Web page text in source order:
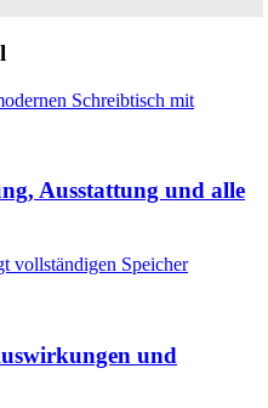
Ausstattung und alle
und